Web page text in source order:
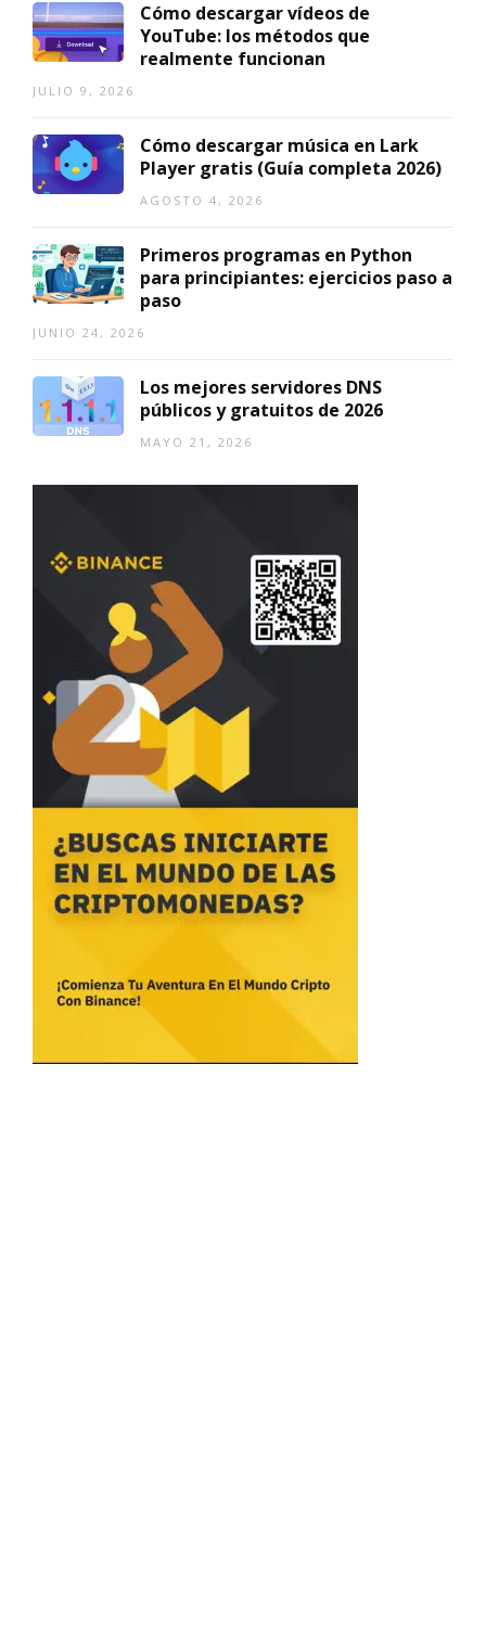
Cómo descargar vídeos de
YouTube: los métodos que
realmente funcionan
JULIO 9, 2026
Cómo descargar música en Lark
Player gratis (Guía completa 2026)
AGOSTO 4, 2026
Primeros programas en Python
para principiantes: ejercicios paso a
paso
JUNIO 24, 2026
Los mejores servidores DNS
públicos y gratuitos de 2026
MAYO 21, 2026